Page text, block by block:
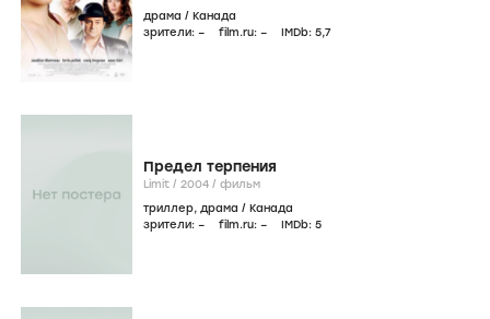
драма / Канада
зрители: – film.ru: – IMDb: 5,7
Предел терпения
Limit / 2004 / фильм
триллер, драма / Канада
зрители: – film.ru: – IMDb: 5